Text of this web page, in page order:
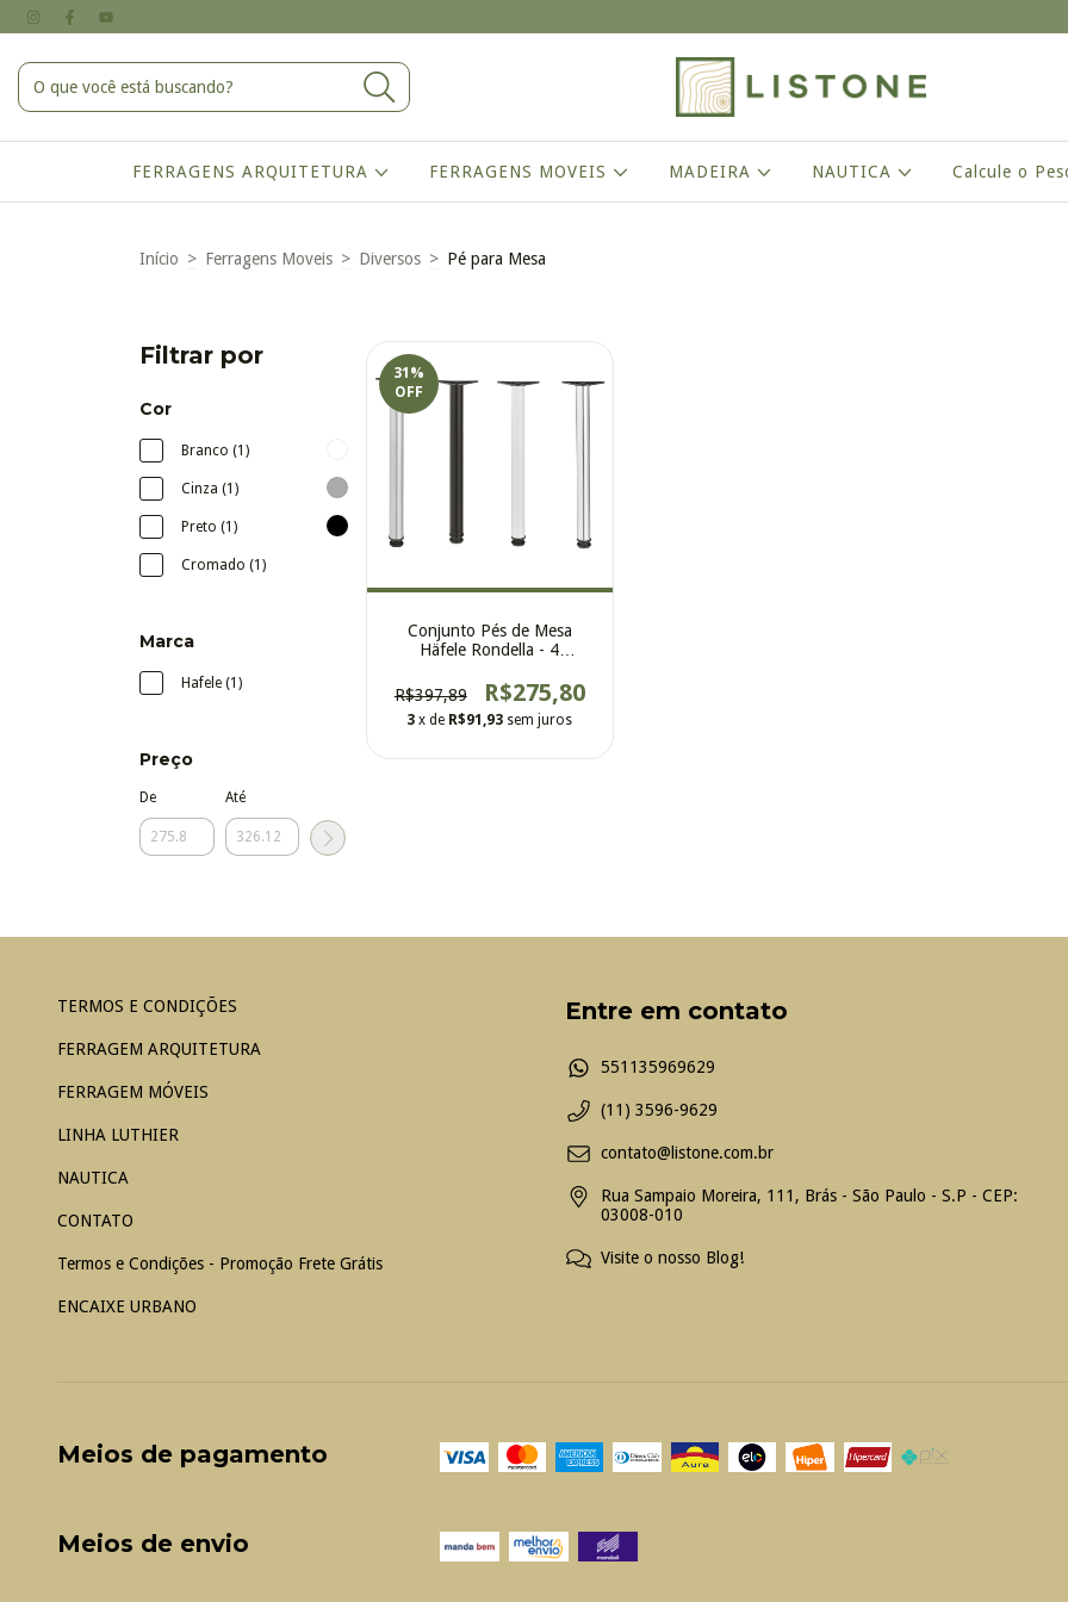
FERRAGENS ARQUITETURA FERRAGENS MOVEIS MADEIRA NAUTICA Calcule o
Início > Ferragens Moveis > Diversos > Pé para Mesa
Filtrar por
Cor
Branco (1)
Cinza (1)
Preto (1)
Cromado (1)
Marca
Hafele (1)
Preço
De Até
31 %
OFF
Conjunto Pés de Mesa
Häfele Rondella - 4
R$397,89
R$275,80
3 x de R$91,93 sem juros
TERMOS E CONDIÇÕES
FERRAGEM ARQUITETURA
FERRAGEM MÓVEIS
LINHA LUTHIER
NAUTICA
CONTATO
Termos e Condições - Promoção Frete Grátis
ENCAIXE URBANO
Entre em contato
551135969629
(11) 3596-9629
contato@listone.com.br
Rua Sampaio Moreira, 111, Brás - São Paulo - S.P - CEP:
03008-010
Visite o nosso Blog!
Meios de pagamento
Meios de envio